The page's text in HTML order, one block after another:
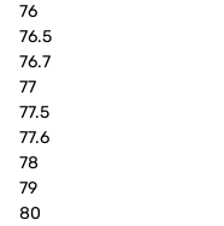
76
76.5
76.7
77
77.5
77.6
78
79
80